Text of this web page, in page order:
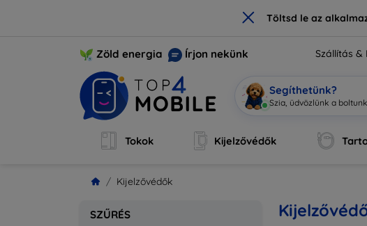
× Töltsd le az
Zöld energia Írjon nekünk Szállítás &
Segíthetünk?
Mob
Tokok Kijelzővédők
Kijelzővédők
SZŰRÉS